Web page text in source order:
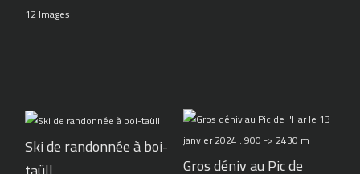
12 Images
Ski de randonnée à boi-
Gros déniv au Pic de